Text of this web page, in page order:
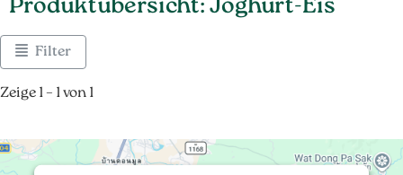
Produktübersicht: Joghurt-Eis
Filter
Zeige 1 – 1 von 1